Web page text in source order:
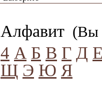
Алфавит (Вы
4 А Б В Г Д
Щ Э Ю Я